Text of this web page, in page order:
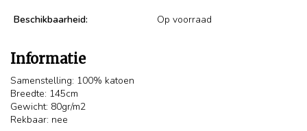
Beschikbaarheid: Op voorraad
Informatie
Samenstelling: 100% katoen
Breedte: 145cm
Gewicht: 80gr/m2
Rekbaar: nee